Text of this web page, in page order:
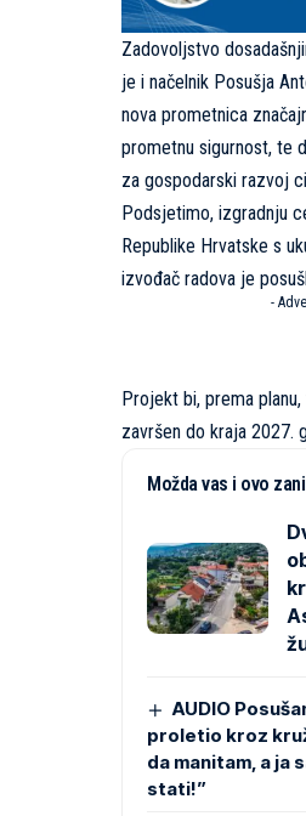
Zadovoljstvo
je i načelnik Posušja
nova prometnica
prometnu sigurnost, te
za gospodarski razvoj
Podsjetimo, izgradnju
Republike Hrvatske s
izvođač radova je
-
Projekt bi, prema
završen do kraja 2027.
Možda vas i ovo
AUDIO
proletio kroz
da manitam, a ja
stati!”